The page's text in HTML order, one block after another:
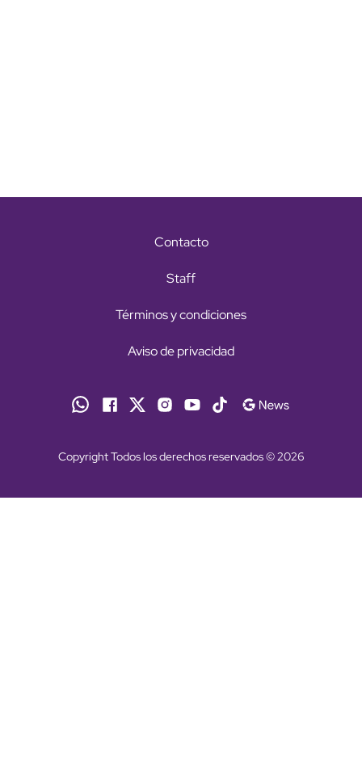
Contacto
Staff
Términos y condiciones
Aviso de privacidad
Copyright Todos los derechos reservados © 2026